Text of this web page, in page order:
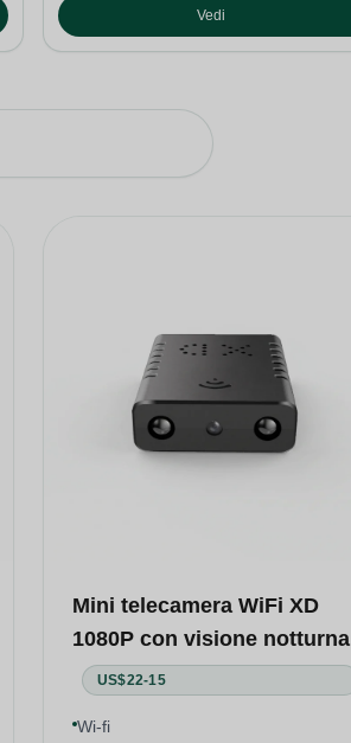
Vedi
Mini telecamera WiFi XD
1080P con visione notturna
US$22-15
Wi-fi